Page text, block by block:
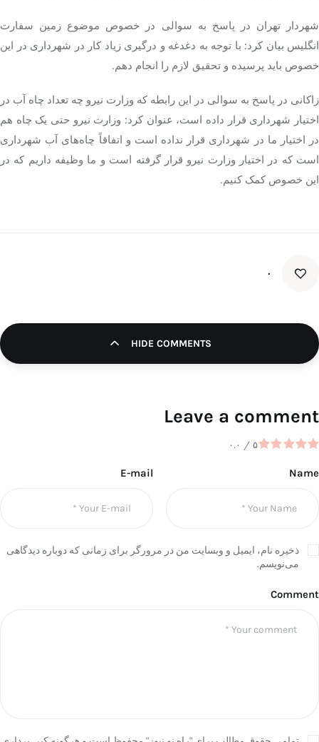
شهردار تهران در پاسخ به سوالی در خصوص موضوع زمین سفارت
انگلیس بیان کرد: با توجه به دغدغه و درگیری زیاد کار در شهرداری در این
خصوص باید پرسیده و تحقیق لازم را انجام دهم.
زاکانی در پاسخ به سوالی در این رابطه که وزارت نیرو چه تعداد چاه آب در
اختیار شهرداری قرار داده است، عنوان کرد: وزارت نیرو حتی یک چاه هم
در اختیار ما در شهرداری قرار نداده است و اتفاقاً چاه‌های آب شهرداری
است که در اختیار وزارت نیرو قرار گرفته است و ما وظیفه داریم که در
این خصوص کمک کنیم.
۰
HIDE COMMENTS
Leave a comment
۰.۰ / ۵
Name
E-mail
ذخیره نام، ایمیل و وبسایت من در مرورگر برای زمانی که دوباره دیدگاهی
می‌نویسم.
Comment